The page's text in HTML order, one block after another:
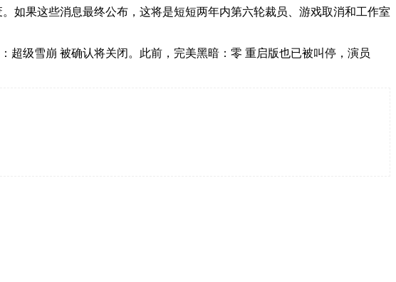
如果这些消息最终公布，这将是短短两年内第六轮裁员、游戏取消和工作室
超级雪崩 被确认将关闭。此前，完美黑暗：零 重启版也已被叫停，演员